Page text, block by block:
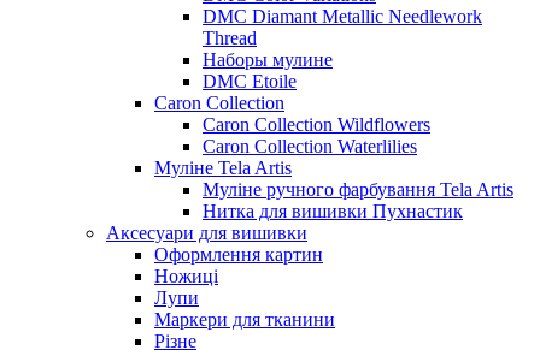
DMC Diamant Metallic Needlework
Thread
Наборы мулине
DMC Etoile
Caron Collection
Caron Collection Wildflowers
Caron Collection Waterlilies
Муліне Tela Artis
Муліне ручного фарбування Tela Artis
Нитка для вишивки Пухнастик
Аксесуари для вишивки
Оформлення картин
Ножиці
Лупи
Маркери для тканини
Різне